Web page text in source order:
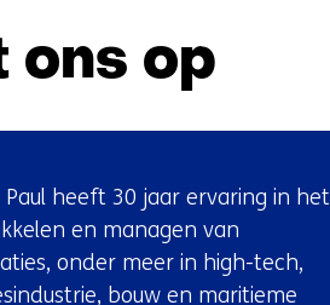
ons op
over
(Neem
contact
met
Paul heeft 30 jaar ervaring in het
en managen van
onder meer in high-tech,
bouw en maritieme